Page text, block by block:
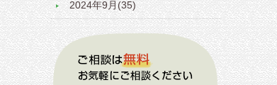
2024年9月(35)